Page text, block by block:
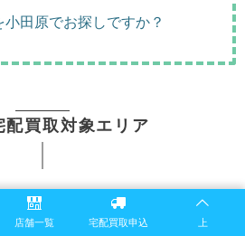
田原でお探しですか？
配買取対象エリア
店舗一覧 宅配買取申込 上